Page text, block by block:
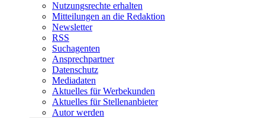
Nutzungsrechte erhalten
Mitteilungen an die Redaktion
Newsletter
RSS
Suchagenten
Ansprechpartner
Datenschutz
Mediadaten
Aktuelles für Werbekunden
Aktuelles für Stellenanbieter
Autor werden